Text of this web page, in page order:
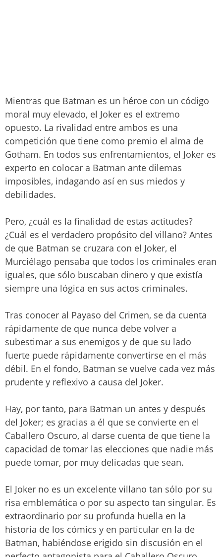
Mientras que Batman es un héroe con un código
moral muy elevado, el Joker es el extremo
opuesto. La rivalidad entre ambos es una
competición que tiene como premio el alma de
Gotham. En todos sus enfrentamientos, el Joker es
experto en colocar a Batman ante dilemas
imposibles, indagando así en sus miedos y
debilidades.
Pero, ¿cuál es la finalidad de estas actitudes?
¿Cuál es el verdadero propósito del villano? Antes
de que Batman se cruzara con el Joker, el
Murciélago pensaba que todos los criminales eran
iguales, que sólo buscaban dinero y que existía
siempre una lógica en sus actos criminales.
Tras conocer al Payaso del Crimen, se da cuenta
rápidamente de que nunca debe volver a
subestimar a sus enemigos y de que su lado
fuerte puede rápidamente convertirse en el más
débil. En el fondo, Batman se vuelve cada vez más
prudente y reflexivo a causa del Joker.
Hay, por tanto, para Batman un antes y después
del Joker; es gracias a él que se convierte en el
Caballero Oscuro, al darse cuenta de que tiene la
capacidad de tomar las elecciones que nadie más
puede tomar, por muy delicadas que sean.
El Joker no es un excelente villano tan sólo por su
risa emblemática o por su aspecto tan singular. Es
extraordinario por su profunda huella en la
historia de los cómics y en particular en la de
Batman, habiéndose erigido sin discusión en el